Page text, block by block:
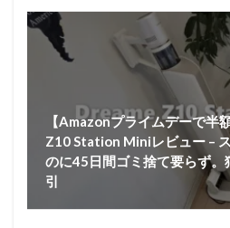
【Amazonプライムデーで半
Z10 Station Miniレビュー –
のに45日間ゴミ捨て要らず。
引